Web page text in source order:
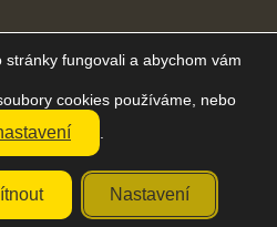
živého lektora. Učíte se jen
fungovali a abychom vám
cookies používáme, nebo
Nastavení